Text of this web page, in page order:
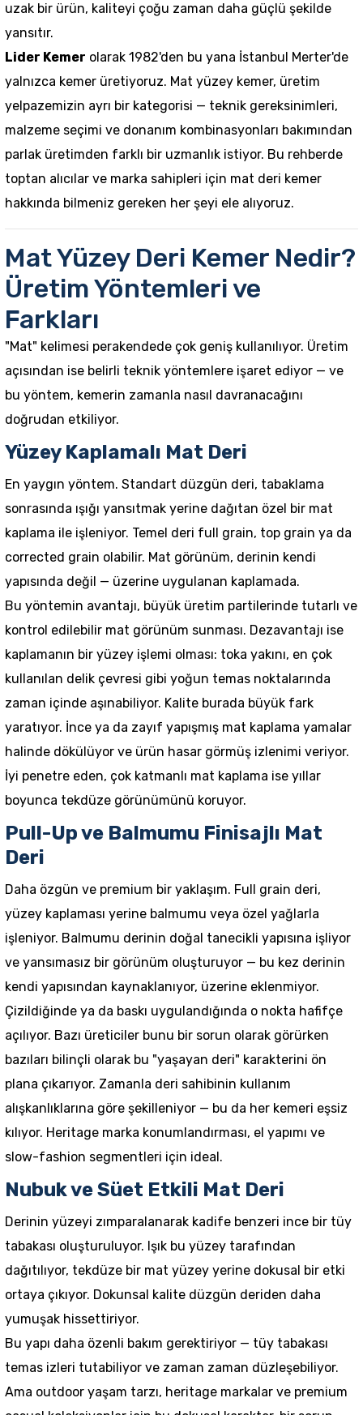
uzak bir ürün, kaliteyi çoğu zaman daha güçlü şekilde
yansıtır.
Lider Kemer olarak 1982'den bu yana İstanbul Merter'de
yalnızca kemer üretiyoruz. Mat yüzey kemer, üretim
yelpazemizin ayrı bir kategorisi — teknik gereksinimleri,
malzeme seçimi ve donanım kombinasyonları bakımından
parlak üretimden farklı bir uzmanlık istiyor. Bu rehberde
toptan alıcılar ve marka sahipleri için mat deri kemer
hakkında bilmeniz gereken her şeyi ele alıyoruz.
Mat Yüzey Deri Kemer Nedir?
Üretim Yöntemleri ve
Farkları
"Mat" kelimesi perakendede çok geniş kullanılıyor. Üretim
açısından ise belirli teknik yöntemlere işaret ediyor — ve
bu yöntem, kemerin zamanla nasıl davranacağını
doğrudan etkiliyor.
Yüzey Kaplamalı Mat Deri
En yaygın yöntem. Standart düzgün deri, tabaklama
sonrasında ışığı yansıtmak yerine dağıtan özel bir mat
kaplama ile işleniyor. Temel deri full grain, top grain ya da
corrected grain olabilir. Mat görünüm, derinin kendi
yapısında değil — üzerine uygulanan kaplamada.
Bu yöntemin avantajı, büyük üretim partilerinde tutarlı ve
kontrol edilebilir mat görünüm sunması. Dezavantajı ise
kaplamanın bir yüzey işlemi olması: toka yakını, en çok
kullanılan delik çevresi gibi yoğun temas noktalarında
zaman içinde aşınabiliyor. Kalite burada büyük fark
yaratıyor. İnce ya da zayıf yapışmış mat kaplama yamalar
halinde dökülüyor ve ürün hasar görmüş izlenimi veriyor.
İyi penetre eden, çok katmanlı mat kaplama ise yıllar
boyunca tekdüze görünümünü koruyor.
Pull-Up ve Balmumu Finisajlı Mat
Deri
Daha özgün ve premium bir yaklaşım. Full grain deri,
yüzey kaplaması yerine balmumu veya özel yağlarla
işleniyor. Balmumu derinin doğal tanecikli yapısına işliyor
ve yansımasız bir görünüm oluşturuyor — bu kez derinin
kendi yapısından kaynaklanıyor, üzerine eklenmiyor.
Çizildiğinde ya da baskı uygulandığında o nokta hafifçe
açılıyor. Bazı üreticiler bunu bir sorun olarak görürken
bazıları bilinçli olarak bu "yaşayan deri" karakterini ön
plana çıkarıyor. Zamanla deri sahibinin kullanım
alışkanlıklarına göre şekilleniyor — bu da her kemeri eşsiz
kılıyor. Heritage marka konumlandırması, el yapımı ve
slow-fashion segmentleri için ideal.
Nubuk ve Süet Etkili Mat Deri
Derinin yüzeyi zımparalanarak kadife benzeri ince bir tüy
tabakası oluşturuluyor. Işık bu yüzey tarafından
dağıtılıyor, tekdüze bir mat yüzey yerine dokusal bir etki
ortaya çıkıyor. Dokunsal kalite düzgün deriden daha
yumuşak hissettiriyor.
Bu yapı daha özenli bakım gerektiriyor — tüy tabakası
temas izleri tutabiliyor ve zaman zaman düzleşebiliyor.
Ama outdoor yaşam tarzı, heritage markalar ve premium